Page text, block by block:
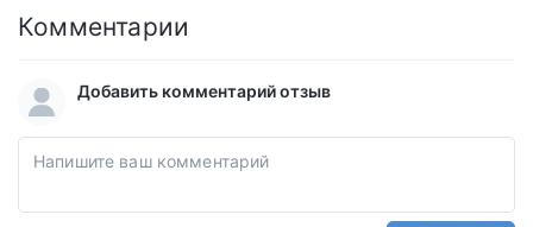
Комментарии
Добавить комментарий отзыв